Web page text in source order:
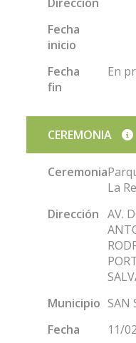
Fecha
inicio
Fecha
fin
En
CEREMONIA
Ceremonia
La
Dirección AV.
Municipio SAN
Fecha
11/